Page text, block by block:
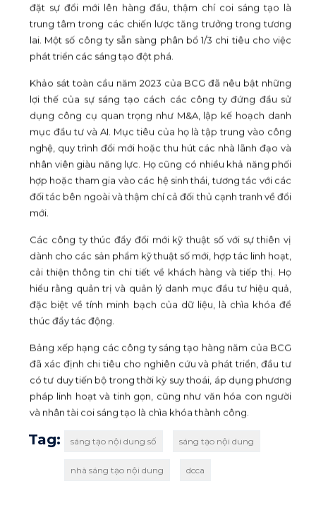
đặt sự đổi mới lên hàng đầu, thậm chí coi sáng tạo là
trung tâm trong các chiến lược tăng trưởng trong tương
lai. Một số công ty sẵn sàng phân bổ 1/3 chi tiêu cho việc
phát triển các sáng tạo đột phá.
Khảo sát toàn cầu năm 2023 của BCG đã nêu bật những
lợi thế của sự sáng tạo cách các công ty đứng đầu sử
dụng công cụ quan trọng như M&A, lập kế hoạch danh
mục đầu tư và AI. Mục tiêu của họ là tập trung vào công
nghệ, quy trình đổi mới hoặc thu hút các nhà lãnh đạo và
nhân viên giàu năng lực. Họ cũng có nhiều khả năng phối
hợp hoặc tham gia vào các hệ sinh thái, tương tác với các
đối tác bên ngoài và thậm chí cả đối thủ cạnh tranh về đổi
mới.
Các công ty thúc đẩy đổi mới kỹ thuật số với sự thiên vị
dành cho các sản phẩm kỹ thuật số mới, hợp tác linh hoạt,
cải thiện thông tin chi tiết về khách hàng và tiếp thị. Họ
hiểu rằng quản trị và quản lý danh mục đầu tư hiệu quả,
đặc biệt về tính minh bạch của dữ liệu, là chìa khóa để
thúc đẩy tác động.
Bảng xếp hạng các công ty sáng tạo hàng năm của BCG
đã xác định chi tiêu cho nghiên cứu và phát triển, đầu tư
có tư duy tiến bộ trong thời kỳ suy thoái, áp dụng phương
pháp linh hoạt và tinh gọn, cũng như văn hóa con người
và nhân tài coi sáng tạo là chìa khóa thành công.
Tag: sáng tạo nội dung số sáng tạo nội dung
nhà sáng tạo nội dung dcca